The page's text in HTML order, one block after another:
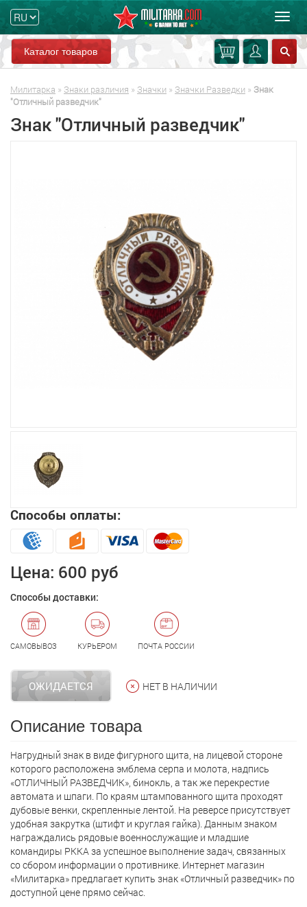
Каталог товаров
Милитарка » Знаки различия » Значки » Значки Разведки » Знак
"Отличный разведчик"
Знак "Отличный разведчик"
Способы оплаты:
Цена: 600 руб
Способы доставки:
САМОВЫВОЗ КУРЬЕРОМ ПОЧТА РОССИИ
ОЖИДАЕТСЯ НЕТ В НАЛИЧИИ
Описание товара
Нагрудный знак в виде фигурного щита, на лицевой стороне
которого расположена эмблема серпа и молота, надпись
«ОТЛИЧНЫЙ РАЗВЕДЧИК», бинокль, а так же перекрестие
автомата и шпаги. По краям штампованного щита проходят
дубовые венки, скрепленные лентой. На реверсе присутствует
удобная закрутка (штифт и круглая гайка). Данным знаком
награждались рядовые военнослужащие и младшие
командиры РККА за успешное выполнение задач, связанных
со сбором информации о противнике. Интернет магазин
«Милитарка» предлагает кyпить знак «Отличный разведчик» по
доступной цене прямо сейчас.